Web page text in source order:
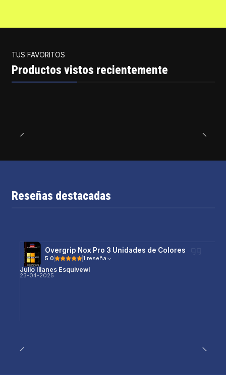
TUS FAVORITOS
Productos vistos recientemente
Reseñas destacadas
Overgrip Nox Pro 3 Unidades de Colores
5.0 1 reseña
Julio Illanes Esquivewl
23-04-2025